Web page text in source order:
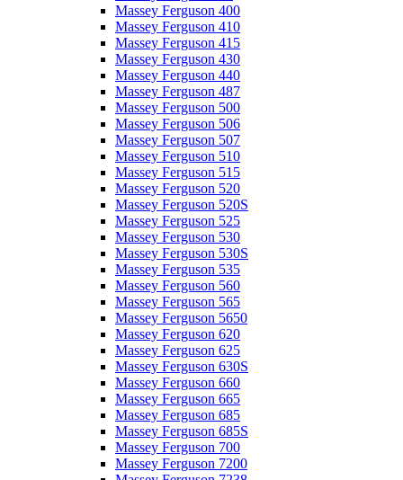
Massey Ferguson 400
Massey Ferguson 410
Massey Ferguson 415
Massey Ferguson 430
Massey Ferguson 440
Massey Ferguson 487
Massey Ferguson 500
Massey Ferguson 506
Massey Ferguson 507
Massey Ferguson 510
Massey Ferguson 515
Massey Ferguson 520
Massey Ferguson 520S
Massey Ferguson 525
Massey Ferguson 530
Massey Ferguson 530S
Massey Ferguson 535
Massey Ferguson 560
Massey Ferguson 565
Massey Ferguson 5650
Massey Ferguson 620
Massey Ferguson 625
Massey Ferguson 630S
Massey Ferguson 660
Massey Ferguson 665
Massey Ferguson 685
Massey Ferguson 685S
Massey Ferguson 700
Massey Ferguson 7200